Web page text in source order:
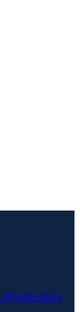
Protection